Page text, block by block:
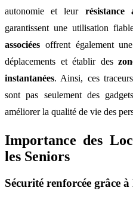
autonomie et leur résistance
garantissent une utilisation
associées offrent également une
déplacements et établir des
instantanées. Ainsi, ces
sont pas seulement des
améliorer la qualité de vie des
Importance des
les Seniors
Sécurité renforcée grâce